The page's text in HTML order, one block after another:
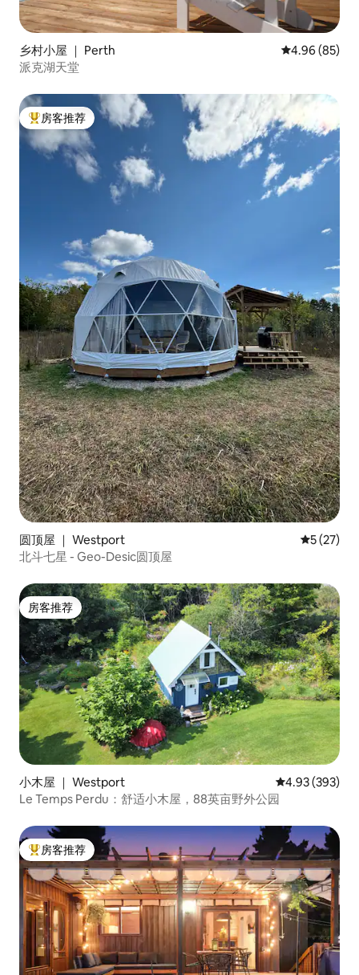
乡村小屋 ｜ Perth 平均评分 4.96
4.96 (85)
派克湖天堂
热门「房客推荐」
房客推荐
圆顶屋 ｜ Westport 平均评分
5 (27)
北斗七星 - Geo-Desic圆顶屋
房客推荐
房客推荐
小木屋 ｜ Westport 平均评分 4.93
4.93 (393)
Le Temps Perdu：舒适小木屋，88英亩野外公园
热门「房客推荐」
房客推荐